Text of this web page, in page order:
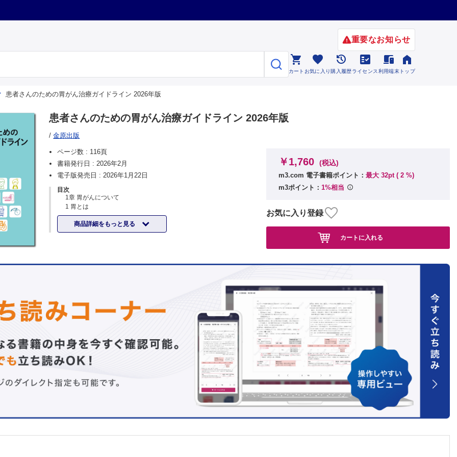
重要なお知らせ

カート

お気に入り

購入履歴

ライセンス

利用端末

トップ
患者さんのための胃がん治療ガイドライン 2026年版
患者さんのための胃がん治療ガイドライン 2026年版
/金原出版
ページ数 : 116頁
書籍発行日 :2026年2月
電子版発売日 :2026年1月22日
目次
1章 胃がんについて
1 胃とは
2 胃がんとは
1）胃がんの種類
2）胃がんが発生する仕組み
4） 胃がんの進行度（ステージ）
5） 再発
6 胃がんの検査法（検診、診断法、治療方針を決めるための検査）
7 胃がんの治療法
2） 手術療法
4） 放射線療法
2 胃がんに対する内視鏡治療
2） 内視鏡的切除の適応（対象）となる病変
商品詳細をもっと見る
￥1,760 (税込)
m3.com 電子書籍ポイント： 最大 32pt ( 2 %)
m3ポイント： 1%相当
お気に入り登録
カートに入れる